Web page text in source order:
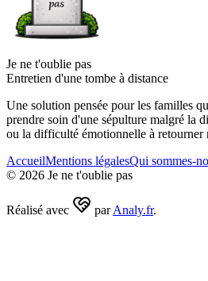
Je ne t'oublie pas
Entretien d'une tombe à distance
Une solution pensée pour les familles
prendre soin d'une sépulture malgré la
ou la difficulté émotionnelle à retourner
AccueilMentions légalesQui sommes-
© 2026 Je ne t'oublie pas
Réalisé avec par Analy.fr.